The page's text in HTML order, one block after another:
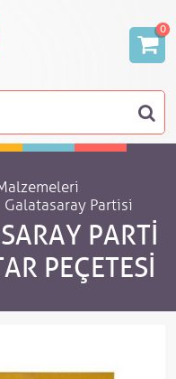
0
Galatasaray Partisi
PARTI
PEÇETESI